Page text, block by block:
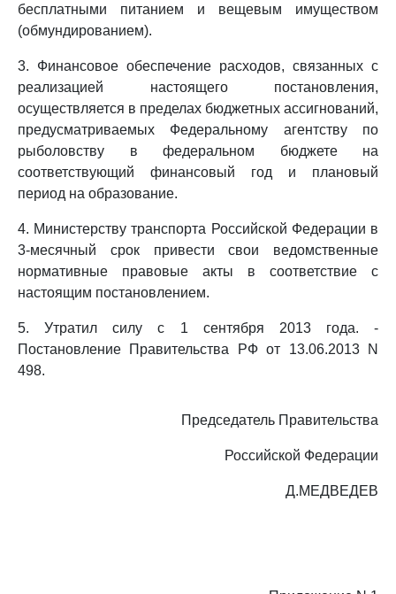
бесплатными питанием и вещевым имуществом
(обмундированием).
3. Финансовое обеспечение расходов, связанных с
реализацией настоящего постановления,
осуществляется в пределах бюджетных ассигнований,
предусматриваемых Федеральному агентству по
рыболовству в федеральном бюджете на
соответствующий финансовый год и плановый
период на образование.
4. Министерству транспорта Российской Федерации в
3-месячный срок привести свои ведомственные
нормативные правовые акты в соответствие с
настоящим постановлением.
5. Утратил силу с 1 сентября 2013 года. -
Постановление Правительства РФ от 13.06.2013 N
498.
Председатель Правительства
Российской Федерации
Д.МЕДВЕДЕВ